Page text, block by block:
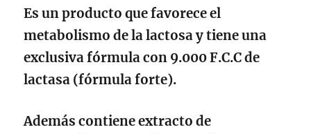
Es un producto que favorece el
metabolismo de la lactosa y tiene una
exclusiva fórmula con 9.000 F.C.C de
lactasa (fórmula forte).
Además contiene extracto de